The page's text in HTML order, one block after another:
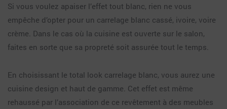
Si vous voulez apaiser l’effet tout blanc, rien ne vous
empêche d’opter pour un carrelage blanc cassé, ivoire, voire
crème. Dans le cas où la cuisine est ouverte sur le salon,
faites en sorte que sa propreté soit assurée tout le temps.
En choisissant le total look carrelage blanc, vous aurez une
cuisine design et haut de gamme. Cet effet est même
rehaussé par l’association de ce revêtement à des meubles